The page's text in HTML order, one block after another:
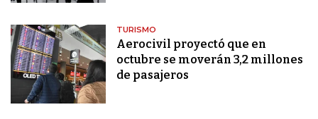
TURISMO
Aerocivil proyectó que en
octubre se moverán 3,2 millones
de pasajeros